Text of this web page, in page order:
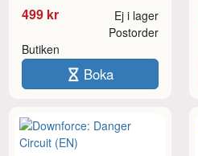
499 kr Ej i lager
Butiken
Postorder
Boka